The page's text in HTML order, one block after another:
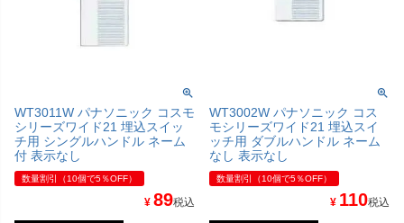
WT3011W パナソニック コスモ
シリーズワイド21 埋込スイッ
チ用 シングルハンドル ネーム
付 表示なし
数量割引（10個で5％OFF）
¥ 89税込
WT3002W パナソニック コス
モシリーズワイド21 埋込スイ
ッチ用 ダブルハンドル ネーム
なし 表示なし
数量割引（10個で5％OFF）
¥ 110税込